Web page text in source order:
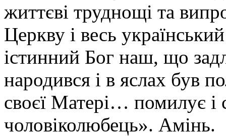
життєві труднощі та
Церкву і весь
істинний Бог наш, що
народився і в яслах був
своєї Матері… помилує і
чоловіколюбець». Амінь.